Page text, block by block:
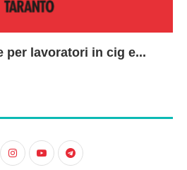
per lavoratori in cig e...